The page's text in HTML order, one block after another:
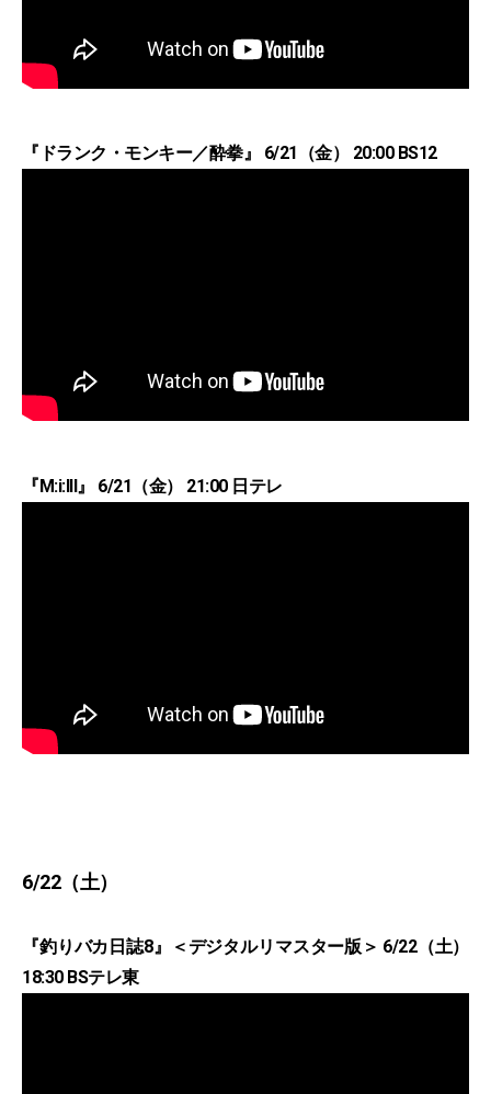
『ドランク・モンキー／酔拳』 6/21（金） 20:00 BS12
『M:i:III』 6/21（金） 21:00 日テレ
6/22（土）
『釣りバカ日誌8』＜デジタルリマスター版＞ 6/22（土）
18:30 BSテレ東